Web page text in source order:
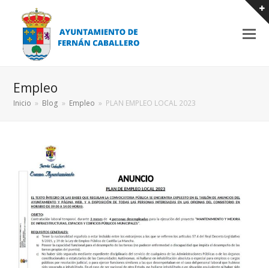
Empleo
Inicio » Blog » Empleo » PLAN EMPLEO LOCAL 2023